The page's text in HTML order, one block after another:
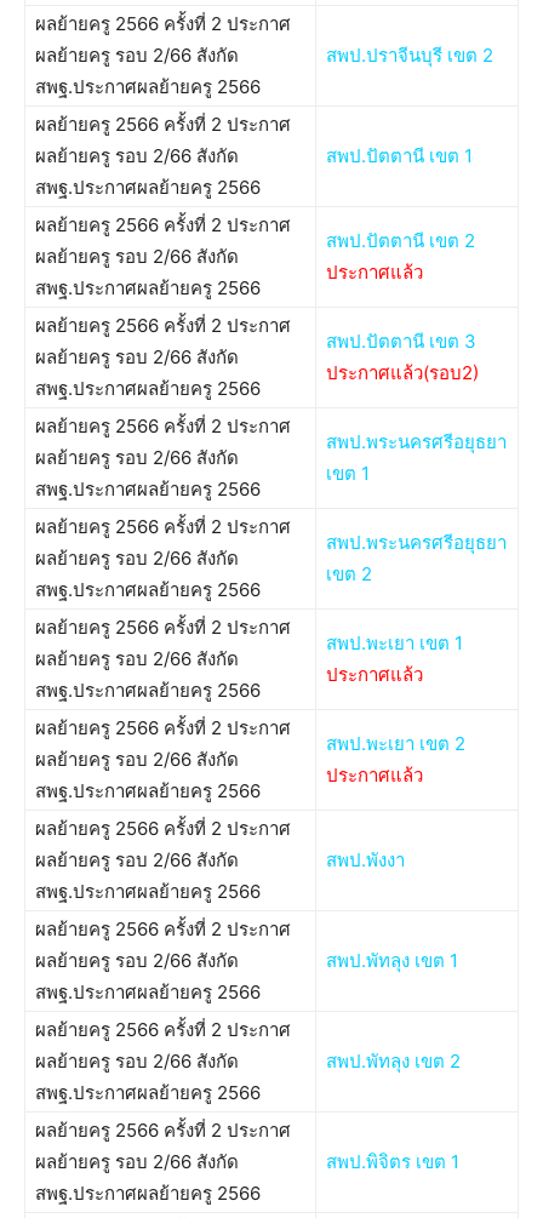
ผลย้ายครู 2566 ครั้งที่ 2 ประกาศ
ผลย้ายครู รอบ 2/66 สังกัด
สพฐ.ประกาศผลย้ายครู 2566
สพป.ปราจีนบุรี เขต 2
ผลย้ายครู 2566 ครั้งที่ 2 ประกาศ
ผลย้ายครู รอบ 2/66 สังกัด
สพฐ.ประกาศผลย้ายครู 2566
สพป.ปัตตานี เขต 1
ผลย้ายครู 2566 ครั้งที่ 2 ประกาศ
ผลย้ายครู รอบ 2/66 สังกัด
สพฐ.ประกาศผลย้ายครู 2566
สพป.ปัตตานี เขต 2
ประกาศแล้ว
ผลย้ายครู 2566 ครั้งที่ 2 ประกาศ
ผลย้ายครู รอบ 2/66 สังกัด
สพฐ.ประกาศผลย้ายครู 2566
สพป.ปัตตานี เขต 3
ประกาศแล้ว(รอบ2)
ผลย้ายครู 2566 ครั้งที่ 2 ประกาศ
ผลย้ายครู รอบ 2/66 สังกัด
สพฐ.ประกาศผลย้ายครู 2566
สพป.พระนครศรีอยุธยา
เขต 1
ผลย้ายครู 2566 ครั้งที่ 2 ประกาศ
ผลย้ายครู รอบ 2/66 สังกัด
สพฐ.ประกาศผลย้ายครู 2566
สพป.พระนครศรีอยุธยา
เขต 2
ผลย้ายครู 2566 ครั้งที่ 2 ประกาศ
ผลย้ายครู รอบ 2/66 สังกัด
สพฐ.ประกาศผลย้ายครู 2566
สพป.พะเยา เขต 1
ประกาศแล้ว
ผลย้ายครู 2566 ครั้งที่ 2 ประกาศ
ผลย้ายครู รอบ 2/66 สังกัด
สพฐ.ประกาศผลย้ายครู 2566
สพป.พะเยา เขต 2
ประกาศแล้ว
ผลย้ายครู 2566 ครั้งที่ 2 ประกาศ
ผลย้ายครู รอบ 2/66 สังกัด
สพฐ.ประกาศผลย้ายครู 2566
สพป.พังงา
ผลย้ายครู 2566 ครั้งที่ 2 ประกาศ
ผลย้ายครู รอบ 2/66 สังกัด
สพฐ.ประกาศผลย้ายครู 2566
สพป.พัทลุง เขต 1
ผลย้ายครู 2566 ครั้งที่ 2 ประกาศ
ผลย้ายครู รอบ 2/66 สังกัด
สพฐ.ประกาศผลย้ายครู 2566
สพป.พัทลุง เขต 2
ผลย้ายครู 2566 ครั้งที่ 2 ประกาศ
ผลย้ายครู รอบ 2/66 สังกัด
สพฐ.ประกาศผลย้ายครู 2566
สพป.พิจิตร เขต 1